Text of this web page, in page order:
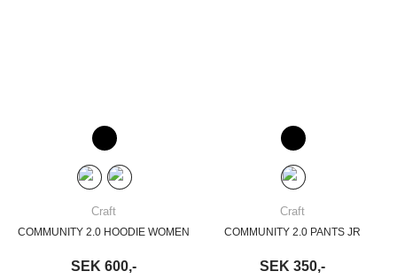
Craft
COMMUNITY 2.0 HOODIE WOMEN
SEK 600,-
Craft
COMMUNITY 2.0 PANTS JR
SEK 350,-